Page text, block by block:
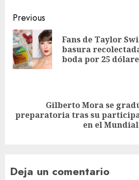
Previous
Fans de Taylor
basura
boda por 25
Gilberto Mora se
preparatoria tras su
en el Mundial
Deja un comentario